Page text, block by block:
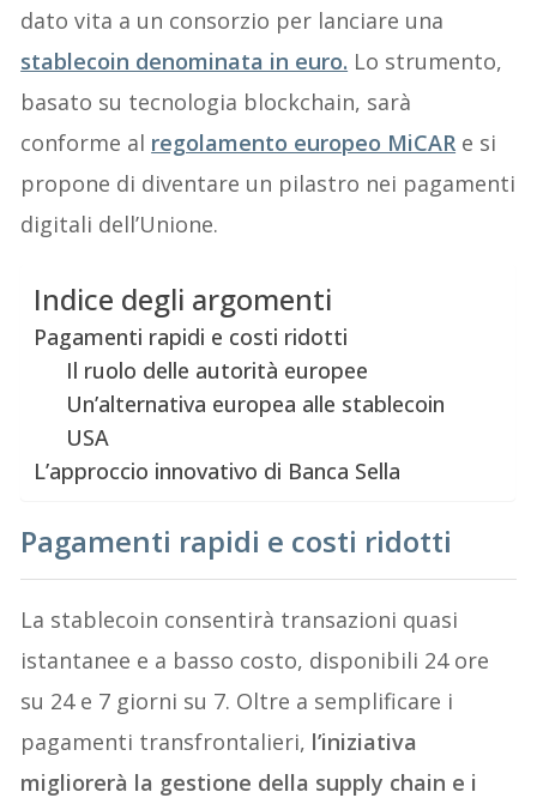
dato vita a un consorzio per lanciare una
stablecoin denominata in euro. Lo strumento,
basato su tecnologia blockchain, sarà
conforme al regolamento europeo MiCAR e si
propone di diventare un pilastro nei pagamenti
digitali dell’Unione.
Indice degli argomenti
Pagamenti rapidi e costi ridotti
Il ruolo delle autorità europee
Un’alternativa europea alle stablecoin
USA
L’approccio innovativo di Banca Sella
Pagamenti rapidi e costi ridotti
La stablecoin consentirà transazioni quasi
istantanee e a basso costo, disponibili 24 ore
su 24 e 7 giorni su 7. Oltre a semplificare i
pagamenti transfrontalieri, l’iniziativa
migliorerà la gestione della supply chain e i